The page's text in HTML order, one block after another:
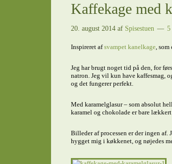
Kaffekage med
20. august 2014af Spisestuen 5
Inspireret afsvampet kanelkage, som
Jeg har brugt noget tid på den, for
natron. Jeg vil kun have kaffesmag,
og det fungerer perfekt.
Med karamelglasur – som absolut
karamel og chokolade er bare lækkert
Billeder af processen er der ingen af.
hygget mig i køkkenet, og nøjedes